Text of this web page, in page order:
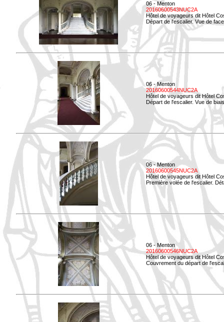
06 - Menton
20160600543NUC2A
Hôtel de voyageurs dit Hôtel
Départ de l'escalier. Vue de
06 - Menton
20160600544NUC2A
Hôtel de voyageurs dit Hôtel
Départ de l'escalier. Vue de
06 - Menton
20160600545NUC2A
Hôtel de voyageurs dit Hôtel
Première volée de l'escalier.
06 - Menton
20160600546NUC2A
Hôtel de voyageurs dit Hôtel
Couvrement du départ de